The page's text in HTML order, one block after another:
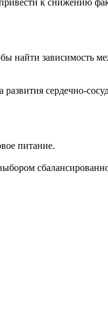
найти зависимость
сердечно-
питание.